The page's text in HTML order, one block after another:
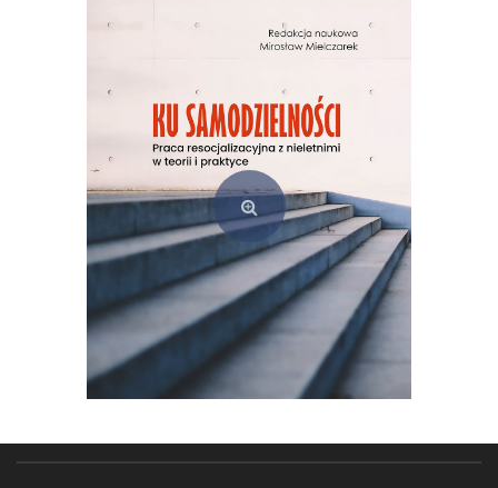
(Z)rozumieć świat. Badania jakościowe w praktyce pedagogicznej
Dodaj do koszyka